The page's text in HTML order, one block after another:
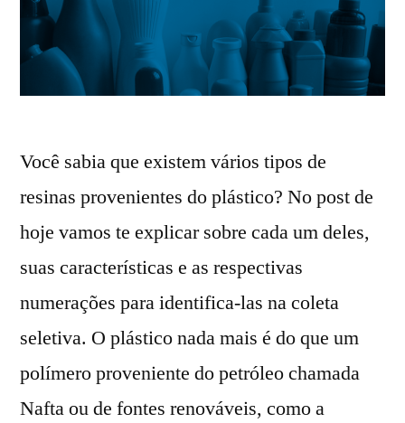
Você sabia que existem vários tipos de
resinas provenientes do plástico? No post de
hoje vamos te explicar sobre cada um deles,
suas características e as respectivas
numerações para identifica-las na coleta
seletiva. O plástico nada mais é do que um
polímero proveniente do petróleo chamada
Nafta ou de fontes renováveis, como a